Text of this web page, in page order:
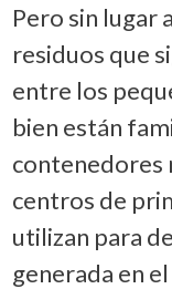
Pero sin lugar
residuos que
entre los
bien están
contenedores
centros de
utilizan para
generada en